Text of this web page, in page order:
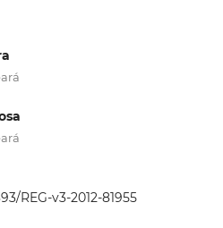
REG-v3-2012-81955